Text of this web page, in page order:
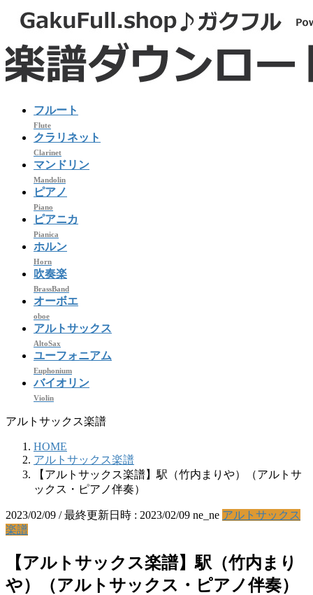
テ
ン
ツ
ゲ
ー
シ
フルート
Flute
クラリネット
Clarinet
マンドリン
Mandolin
ピアノ
Piano
ピアニカ
Pianica
ホルン
Horn
吹奏楽
BrassBand
オーボエ
oboe
アルトサックス
AltoSax
ユーフォニアム
Euphonium
バイオリン
Violin
アルトサックス楽譜
HOME
アルトサックス楽譜
【アルトサックス楽譜】駅（竹内まりや）（アルトサ
ックス・ピアノ伴奏）
2023/02/09 / 最終更新日時 : 2023/02/09 ne_ne アルトサックス
楽譜
【アルトサックス楽譜】駅（竹内まり
や）（アルトサックス・ピアノ伴奏）